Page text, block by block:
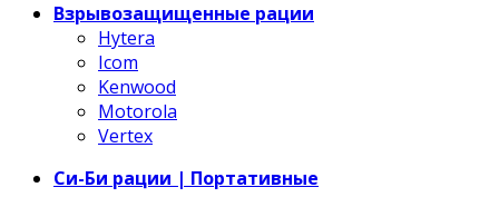
Взрывозащищенные рации
Hytera
Icom
Kenwood
Motorola
Vertex
Си-Би рации | Портативные